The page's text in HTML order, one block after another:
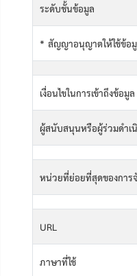
ระดับชั้นข้อมูล
* สัญญาอนุญาตให้ใช้ข้อ
เงื่อนไขในการเข้าถึงข้อมูล
ผู้สนับสนุนหรือผู้ร่วมดำเ
หน่วยที่ย่อยที่สุดของการ
URL
ภาษาที่ใช้